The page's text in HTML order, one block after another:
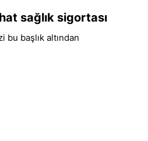
sağlık sigortası
başlık altından